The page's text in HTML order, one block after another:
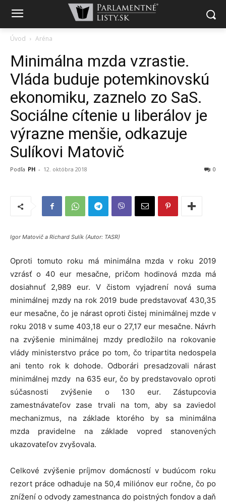
Úvod Aréna
Minimálna mzda vzrastie.
Vláda buduje potemkinovskú
ekonomiku, zaznelo zo SaS.
Sociálne cítenie u liberálov je
výrazne menšie, odkazuje
Sulíkovi Matovič
Podľa PH - 12. októbra 2018 0
Igor Matovič a Richard Sulík (Autor: TASR)
Oproti tomuto roku má minimálna mzda v roku 2019
vzrásť o 40 eur mesačne, pričom hodinová mzda má
dosiahnuť 2,989 eur. V čistom vyjadrení nová suma
minimálnej mzdy na rok 2019 bude predstavovať 430,35
eur mesačne, čo je nárast oproti čistej minimálnej mzde v
roku 2018 v sume 403,18 eur o 27,17 eur mesačne. Návrh
na zvýšenie minimálnej mzdy predložilo na rokovanie
vlády ministerstvo práce po tom, čo tripartita nedospela
ani tento rok k dohode. Odborári presadzovali nárast
minimálnej mzdy na 635 eur, čo by predstavovalo oproti
súčasnosti zvýšenie o 130 eur. Zástupcovia
zamestnávateľov zase trvali na tom, aby sa zaviedol
mechanizmus, na základe ktorého by sa minimálna
mzda pravidelne na základe vopred stanovených
ukazovateľov zvyšovala.
Celkové zvýšenie príjmov domácností v budúcom roku
rezort práce odhaduje na 50,4 miliónov eur ročne, čo po
znížení o odvody zamestnanca do poistných fondov a daň